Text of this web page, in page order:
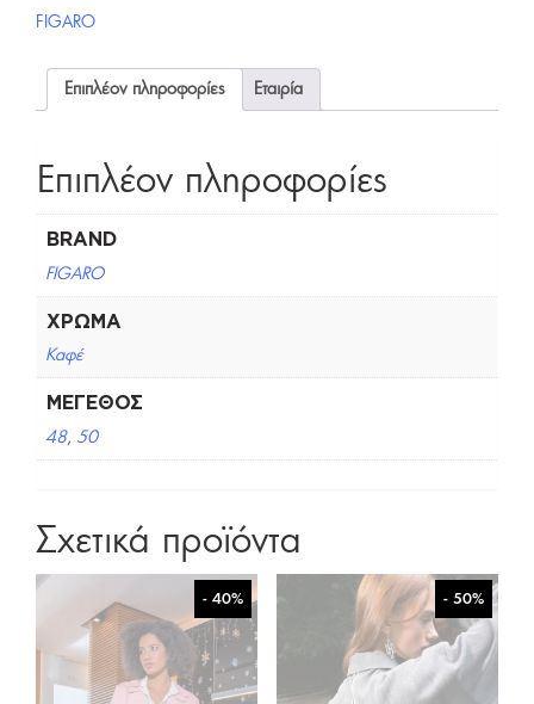
FIGARO
Επιπλέον πληροφορίες Εταιρία
Επιπλέον πληροφορίες
BRAND
FIGARO
ΧΡΏΜΑ
Καφέ
ΜΈΓΕΘΟΣ
48, 50
Σχετικά προϊόντα
- 40% - 50%